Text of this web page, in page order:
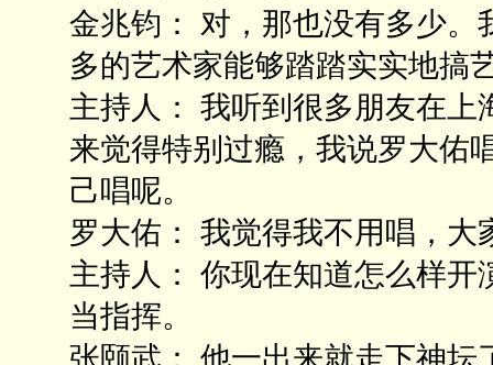
金兆钧： 对，那也没有多少
多的艺术家能够踏踏实实地搞
主持人： 我听到很多朋友在
来觉得特别过瘾，我说罗大佑
己唱呢。
罗大佑： 我觉得我不用唱，大
主持人： 你现在知道怎么样
当指挥。
张颐武： 他一出来就走下神